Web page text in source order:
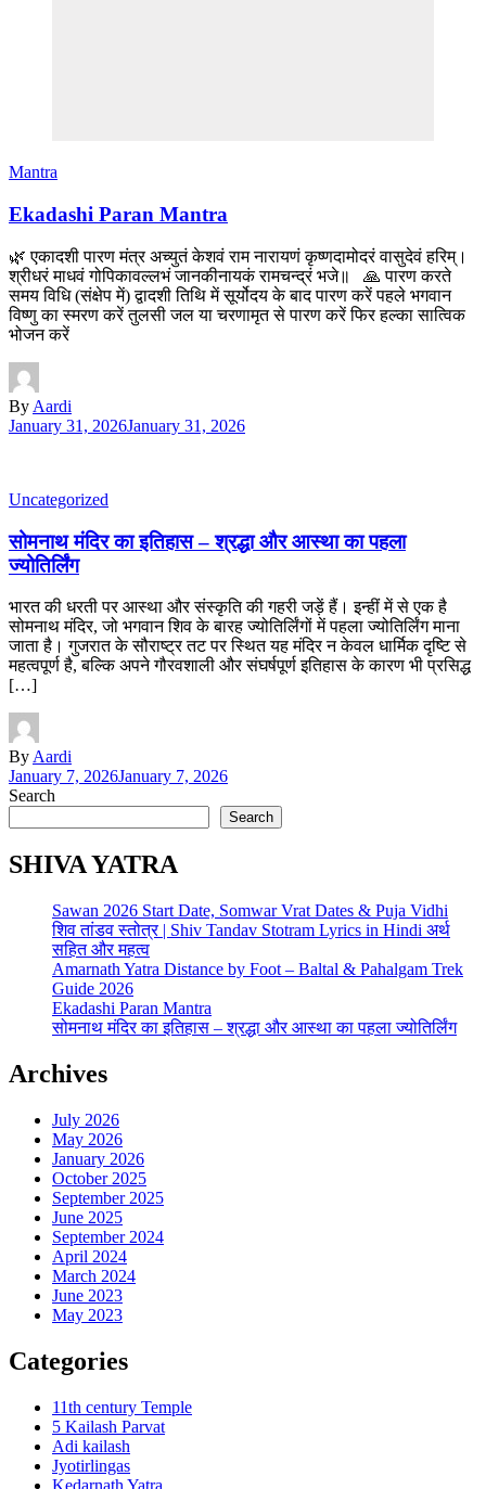
Mantra
Ekadashi Paran Mantra
🌿 एकादशी पारण मंत्र अच्युतं केशवं राम नारायणं कृष्णदामोदरं वासुदेवं हरिम्।
श्रीधरं माधवं गोपिकावल्लभं जानकीनायकं रामचन्द्रं भजे॥ 🙏 पारण करते
समय विधि (संक्षेप में) द्वादशी तिथि में सूर्योदय के बाद पारण करें पहले भगवान
विष्णु का स्मरण करें तुलसी जल या चरणामृत से पारण करें फिर हल्का सात्विक
भोजन करें
By Aardi
January 31, 2026January 31, 2026
Uncategorized
सोमनाथ मंदिर का इतिहास – श्रद्धा और आस्था का पहला
ज्योतिर्लिंग
भारत की धरती पर आस्था और संस्कृति की गहरी जड़ें हैं। इन्हीं में से एक है
सोमनाथ मंदिर, जो भगवान शिव के बारह ज्योतिर्लिंगों में पहला ज्योतिर्लिंग माना
जाता है। गुजरात के सौराष्ट्र तट पर स्थित यह मंदिर न केवल धार्मिक दृष्टि से
महत्वपूर्ण है, बल्कि अपने गौरवशाली और संघर्षपूर्ण इतिहास के कारण भी प्रसिद्ध
[…]
By Aardi
January 7, 2026January 7, 2026
Search
Search
SHIVA YATRA
Sawan 2026 Start Date, Somwar Vrat Dates & Puja Vidhi
शिव तांडव स्तोत्र | Shiv Tandav Stotram Lyrics in Hindi अर्थ
सहित और महत्व
Amarnath Yatra Distance by Foot – Baltal & Pahalgam Trek
Guide 2026
Ekadashi Paran Mantra
सोमनाथ मंदिर का इतिहास – श्रद्धा और आस्था का पहला ज्योतिर्लिंग
Archives
July 2026
May 2026
January 2026
October 2025
September 2025
June 2025
September 2024
April 2024
March 2024
June 2023
May 2023
Categories
11th century Temple
5 Kailash Parvat
Adi kailash
Jyotirlingas
Kedarnath Yatra